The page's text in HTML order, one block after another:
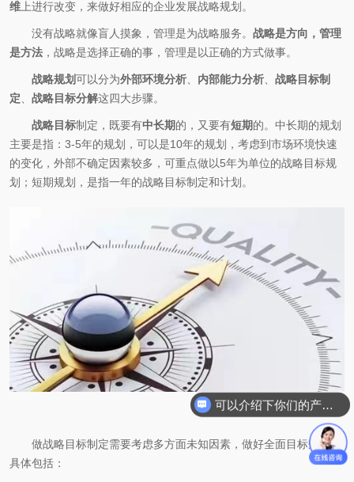
维上进行改变，来做好相应的企业发展战略规划。
没有战略就像盲人摸象，管理是为战略服务。 战略是方向，管理
是方法 ，战略是选择正确的事，管理是以正确的方式做事。
战略规划可以分为外部环境分析、 内部能力分析、 战略目标制
定、 战略目标分解这四大步骤。
战略目标制定，既要有中长期的，又要有短期的。中长期的规划
主要是指：3-5年的规划，可以是10年的规划，考虑到市场环境快速
的变化，外部不确定因素较多，可重点做以5年为单位的战略目标规
划；短期规划，是指一年的战略目标制定和计划。
做战略目标制定需要考虑多方面未知因素，做好全面目标规划，
具体包括：
你们是怎么收费的呢